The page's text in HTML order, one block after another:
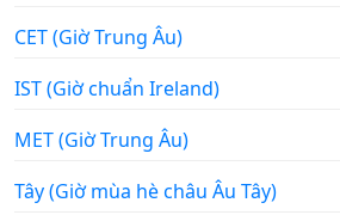
CET (Giờ Trung Âu)
IST (Giờ chuẩn Ireland)
MET (Giờ Trung Âu)
Tây (Giờ mùa hè châu Âu Tây)